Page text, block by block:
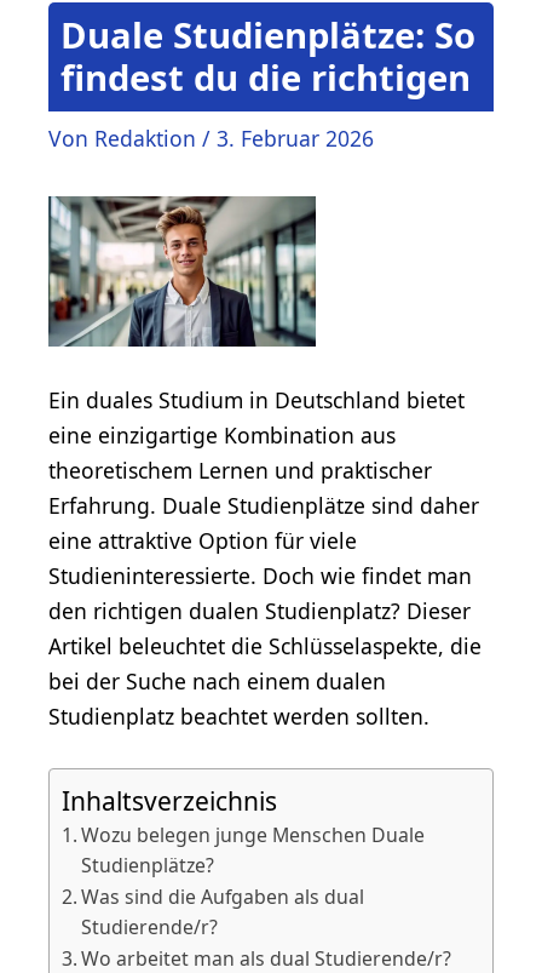
Duale Studienplätze: So
findest du die richtigen
Von Redaktion / 3. Februar 2026
Ein duales Studium in Deutschland bietet
eine einzigartige Kombination aus
theoretischem Lernen und praktischer
Erfahrung. Duale Studienplätze sind daher
eine attraktive Option für viele
Studieninteressierte. Doch wie findet man
den richtigen dualen Studienplatz? Dieser
Artikel beleuchtet die Schlüsselaspekte, die
bei der Suche nach einem dualen
Studienplatz beachtet werden sollten.
Inhaltsverzeichnis
Wozu belegen junge Menschen Duale
Studienplätze?
Was sind die Aufgaben als dual
Studierende/r?
Wo arbeitet man als dual Studierende/r?